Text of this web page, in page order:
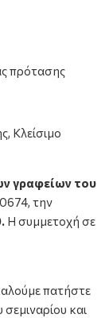
πρότασης
Κλείσιμο
γραφείων του
την
Η συμμετοχή σε
πατήστε
και